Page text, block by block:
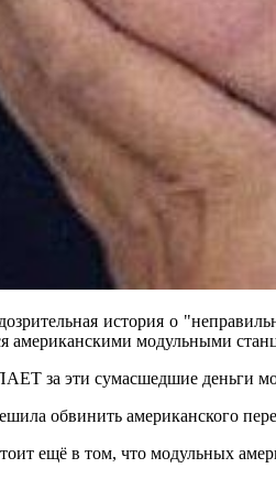
история о
американскими модульными
за эти сумасшедшие деньги
обвинить американского
ещё в том, что модульных